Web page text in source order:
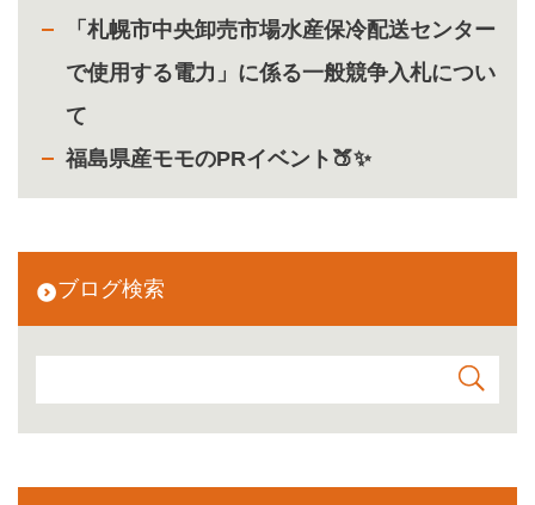
「札幌市中央卸売市場水産保冷配送センター
で使用する電力」に係る一般競争入札につい
て
福島県産モモのPRイベント🍑✨
ブログ検索